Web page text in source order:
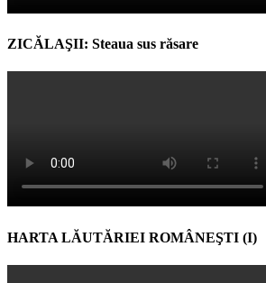
ZICĂLAŞII: Steaua sus răsare
HARTA LĂUTĂRIEI ROMÂNEŞTI (I)